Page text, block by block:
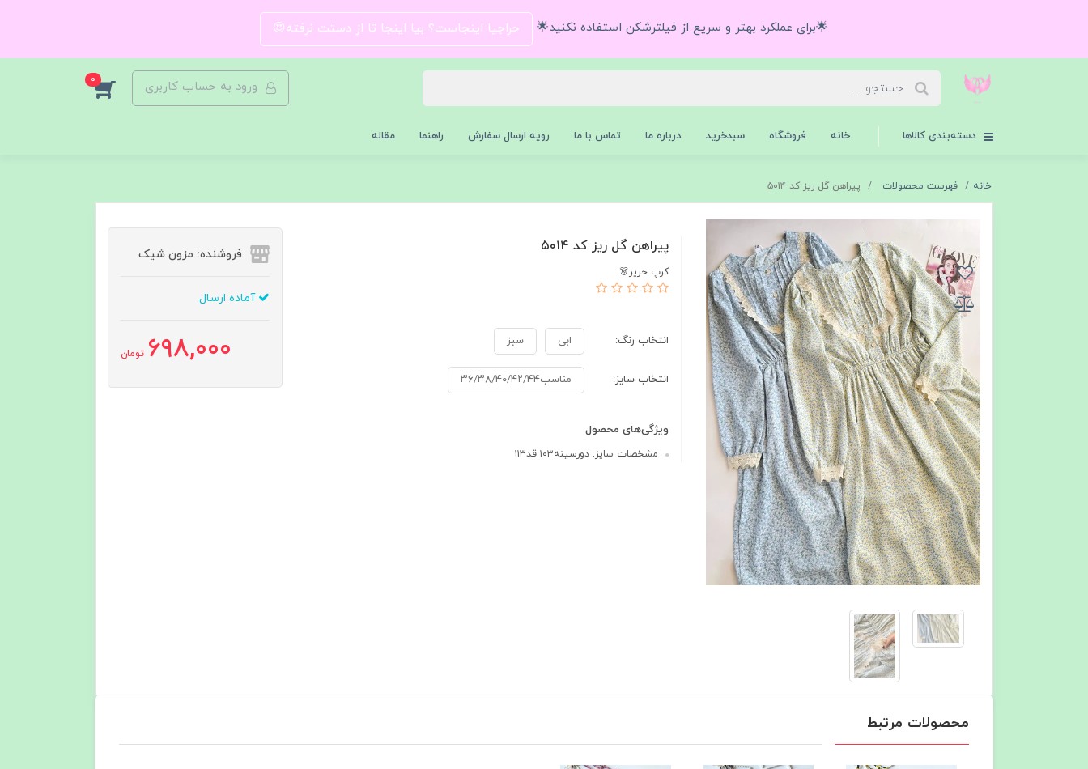
🌟برای عملکرد بهتر و سریع از فیلترشکن استفاده نکنید🌟 حراجیا اینجاست؟ بیا اینجا تا از دستت نرفته😍
ورود به حساب کاربری 0
دسته‌بندی کالاها خانه فروشگاه سبدخرید درباره ما تماس با ما رویه ارسال سفارش راهنما مقاله
خانه فهرست محصولات پیراهن گل ریز کد ۵۰۱۴
پیراهن گل ریز کد ۵۰۱۴
کرپ حریر👗
انتخاب رنگ: ابی سبز
انتخاب سایز: مناسب۳۶/۳۸/۴۰/۴۲/۴۴
ویژگی‌های محصول
مشخصات سایز: دورسینه۱۰۳ قد۱۱۳
فروشنده: مزون شیک
آماده ارسال
698,000 تومان
محصولات مرتبط